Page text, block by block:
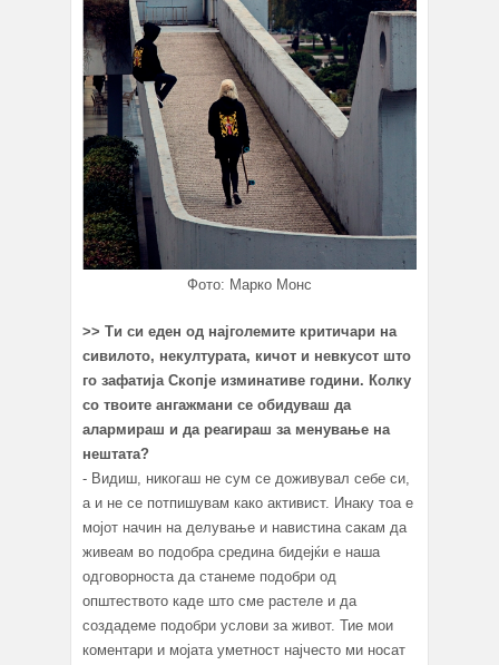
Фото: Марко Монс
>> Ти си еден од најголемите критичари на
сивилото, некултурата, кичот и невкусот што
го зафатија Скопје изминативе години. Колку
со твоите ангажмани се обидуваш да
алармираш и да реагираш за менување на
нештата?
- Видиш, никогаш не сум се доживувал себе си,
а и не се потпишувам како активист. Инаку тоа е
мојот начин на делување и навистина сакам да
живеам во подобра средина бидејќи е наша
одговорноста да станеме подобри од
општеството каде што сме растеле и да
создадеме подобри услови за живот. Тие мои
коментари и мојата уметност најчесто ми носат